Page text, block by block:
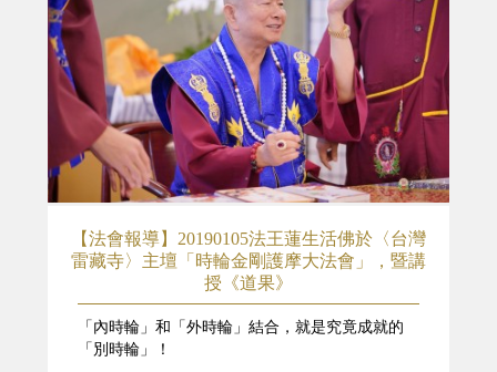
【法會報導】20190105法王蓮生活佛於〈台灣
雷藏寺〉主壇「時輪金剛護摩大法會」，暨講
授《道果》
「內時輪」和「外時輪」結合，就是究竟成就的
「別時輪」！